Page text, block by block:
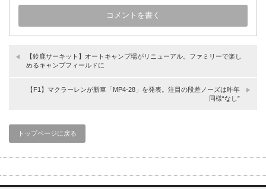
【鈴鹿サーキット】オートキャンプ場がリニューアル。ファミリーで楽し
めるキャンプフィールドに
【F1】マクラーレンが新車「MP4-28」を発表。注目の段差ノーズは昨年
同様“なし”
トップページに戻る